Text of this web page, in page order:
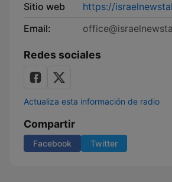
Sitio web
https://
Email:
Redes sociales
Actualiza esta información de radio
Compartir
Facebook Twitter